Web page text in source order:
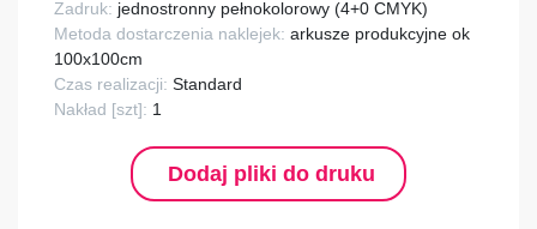
Zadruk: jednostronny pełnokolorowy (4+0 CMYK)
Metoda dostarczenia naklejek: arkusze produkcyjne ok
100x100cm
Czas realizacji: Standard
Nakład [szt]: 1
Dodaj pliki do druku